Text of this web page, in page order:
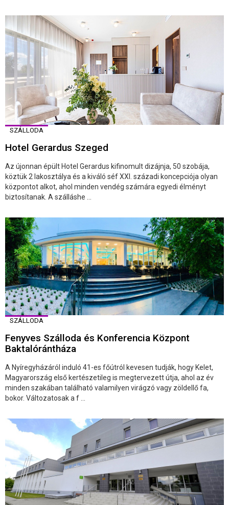
SZÁLLODA
Hotel Gerardus Szeged
Az újonnan épült Hotel Gerardus kifinomult dizájnja, 50 szobája,
köztük 2 lakosztálya és a kiváló séf XXI. századi koncepciója olyan
központot alkot, ahol minden vendég számára egyedi élményt
biztosítanak. A szálláshe ...
SZÁLLODA
Fenyves Szálloda és Konferencia Központ
Baktalórántháza
A Nyíregyházáról induló 41-es főútról kevesen tudják, hogy Kelet,
Magyarország első kertészetileg is megtervezett útja, ahol az év
minden szakában található valamilyen virágzó vagy zöldellő fa,
bokor. Változatosak a f ...